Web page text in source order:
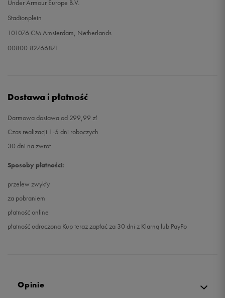
Under Armour Europe B.V.
Stadionplein
101076 CM Amsterdam, Netherlands
00800-82766871
Dostawa i płatność
Darmowa dostawa od 299,99 zł
Czas realizacji 1-5 dni roboczych
30 dni na zwrot
Sposoby płatności:
przelew zwykły
za pobraniem
płatność online
płatność odroczona Kup teraz zapłać za 30 dni z Klarną lub PayPo
Opinie